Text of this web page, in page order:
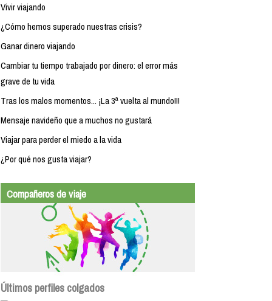
Vivir viajando
¿Cómo hemos superado nuestras crisis?
Ganar dinero viajando
Cambiar tu tiempo trabajado por dinero: el error más
grave de tu vida
Tras los malos momentos... ¡La 3ª vuelta al mundo!!!
Mensaje navideño que a muchos no gustará
Viajar para perder el miedo a la vida
¿Por qué nos gusta viajar?
Compañeros de viaje
Últimos perfiles colgados